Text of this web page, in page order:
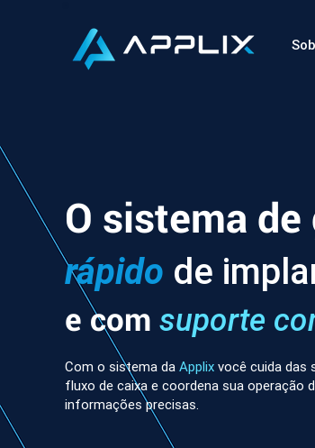
Com o sistema da Applix você cuida das
fluxo de caixa e coordena sua operação
informações precisas.
O sistema
rápido de
e com suporte